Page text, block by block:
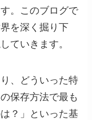
。このブログで
を深く掘り下
ていきます。
、どういった特
保存方法で最も
？」といった基